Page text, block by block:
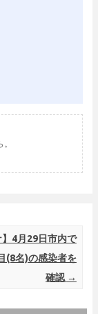
】4月29日市内で
(8名)の感染者を
確認 →